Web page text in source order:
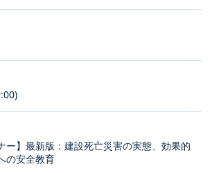
ー】最新版：建設死亡災害の実態、効果的
の安全教育